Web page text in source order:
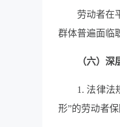
劳动者在
群体普遍面临
（六）深
1. 法律法
形”的劳动者